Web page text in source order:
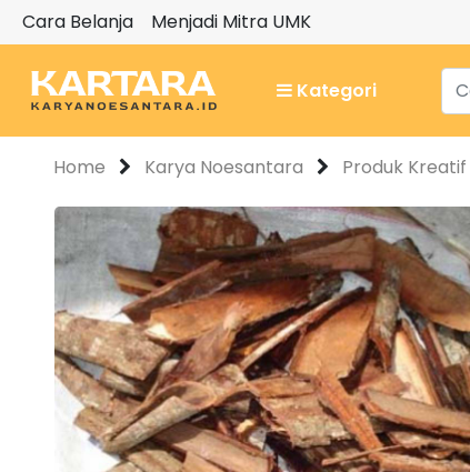
Cara Belanja Menjadi Mitra UMK
Kategori
Home Karya Noesantara Produk Kreatif